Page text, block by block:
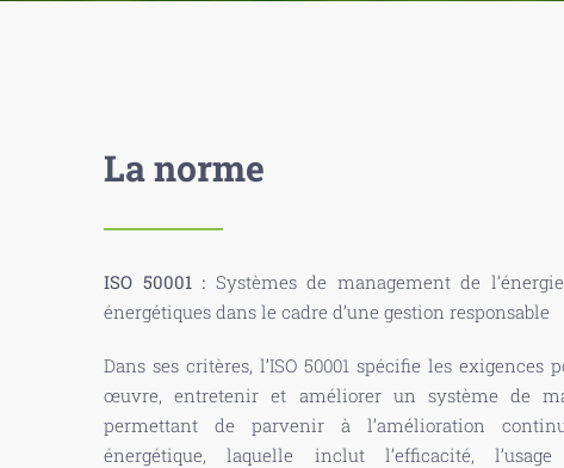
La norme
ISO 50001 : Systèmes de management de
énergétiques dans le cadre d’une gestion responsable
Dans ses critères, l’ISO 50001 spécifie les exigences
œuvre, entretenir et améliorer un système de
permettant de parvenir à l’amélioration
énergétique, laquelle inclut l’efficacité,